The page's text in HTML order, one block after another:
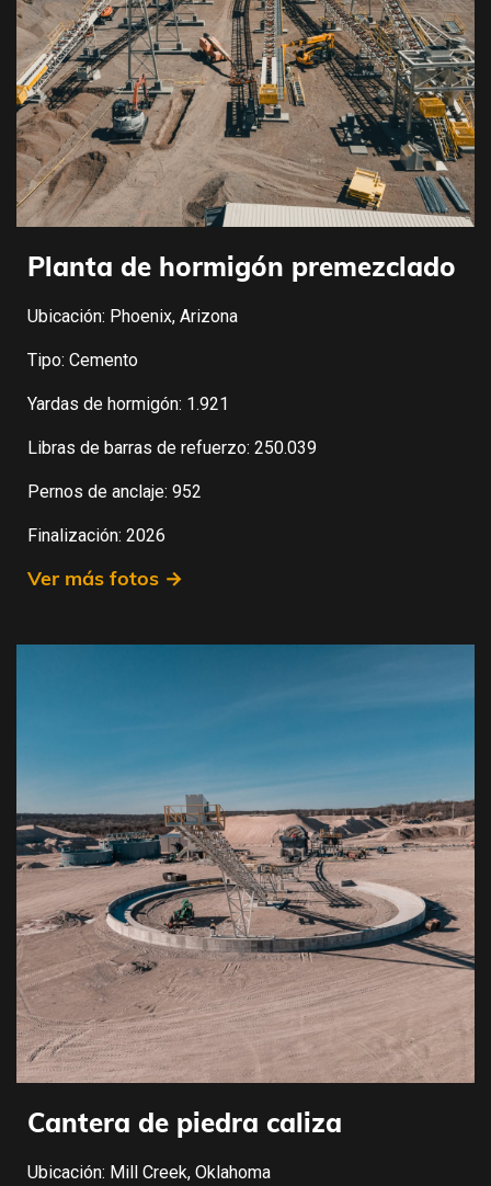
Planta de hormigón premezclado
Ubicación: Phoenix, Arizona
Tipo: Cemento
Yardas de hormigón: 1.921
Libras de barras de refuerzo: 250.039
Pernos de anclaje: 952
Finalización: 2026
Ver más fotos →
Cantera de piedra caliza
Ubicación: Mill Creek, Oklahoma